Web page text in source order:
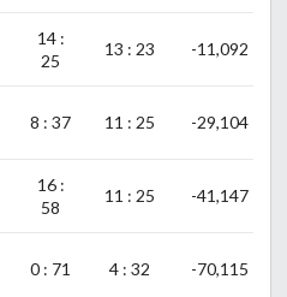
14 :
25
13 : 23 -11,092
8 : 37 11 : 25 -29,104
16 :
58
11 : 25 -41,147
0 : 71 4 : 32 -70,115